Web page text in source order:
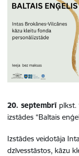
20. septembrī plkst.
izstādes “Baltais
Izstādes veidotāja
dzīvesstāstos, kāzu